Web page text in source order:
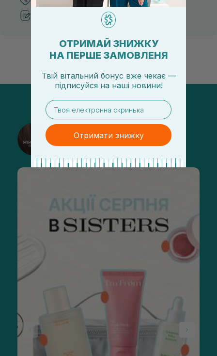
Рекомендації від косметологів
@sisters_stelmakh в Instagram
Підписатися
ОТРИМАЙ ЗНИЖКУ
НА ПЕРШЕ ЗАМОВЛЕНЯ
Твій вітальний бонус вже чекає —
підписуйся на наші новини!
email
Отримати знижку